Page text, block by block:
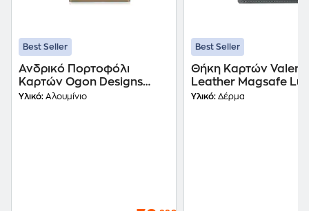
Best Seller
Ανδρικό Πορτοφόλι
Καρτών Ogon Designs
Slider με Rfid και
Υλικό: Αλουμίνιο
Best Seller
Θήκη Καρτών
Leather Magsafe
Grey
Υλικό: Δέρμα